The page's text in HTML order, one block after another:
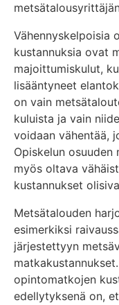
Vähennyskelpoisia
kustannuksia ovat
majoittumiskulut,
lisääntyneet
on vain
kuluista ja vain
voidaan vähentää,
Opiskelun
myös oltava
kustannukset
Metsätalouden
esimerkiksi
järjestettyyn
opintomatkojen
edellytyksenä on,